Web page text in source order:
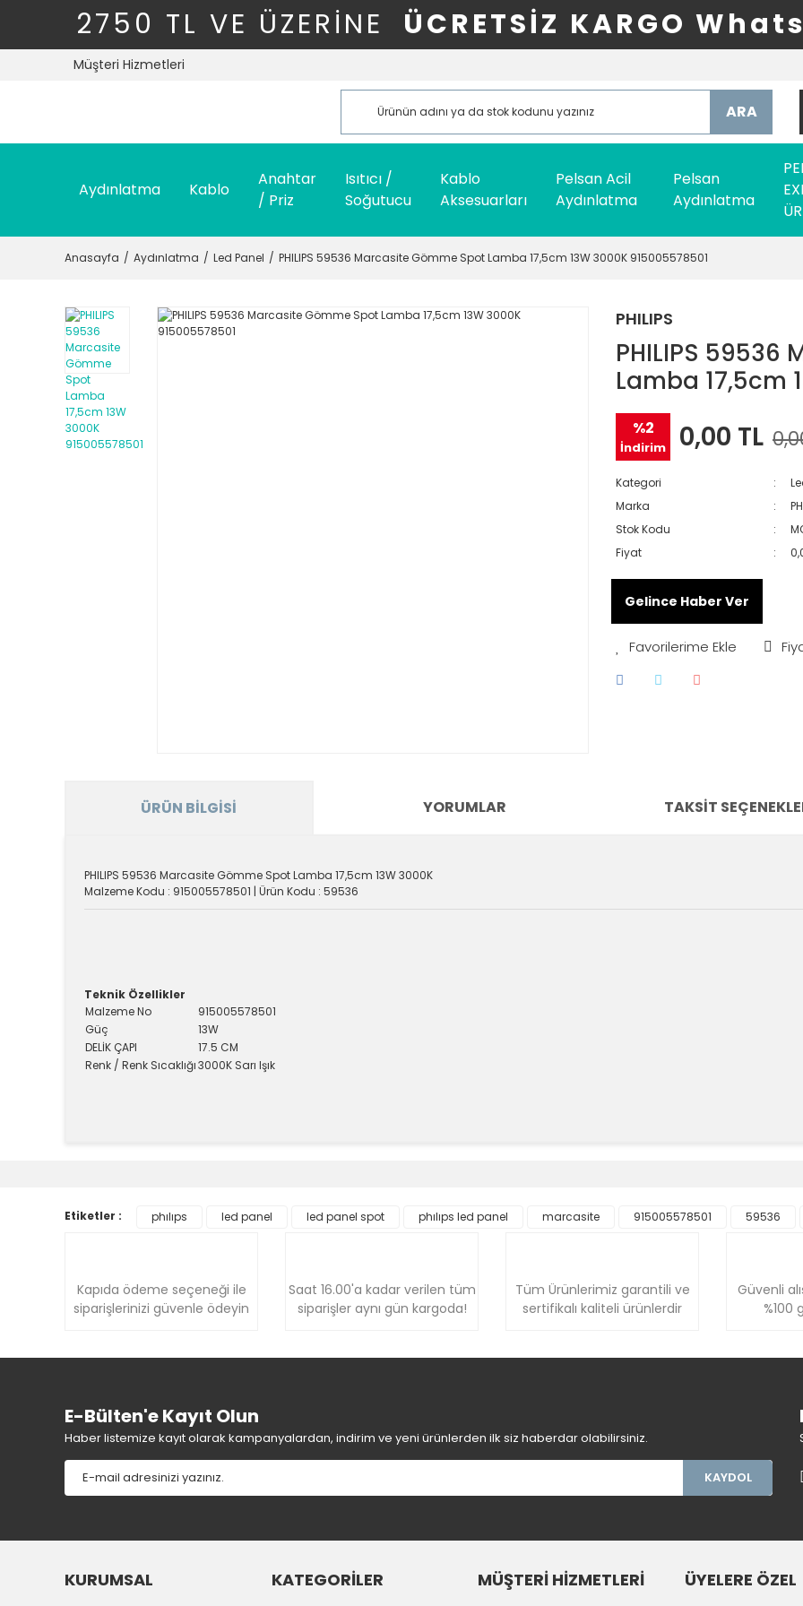
2750 TL VE ÜZERİNE ÜCRETSİZ KARGO
Müşteri Hizmetleri
ARA
Aydınlatma Kablo
Anahtar
/ Priz
Isıtıcı /
Soğutucu
Kablo
Aksesuarları
Pelsan Acil
Aydınlatma
Pelsan
Aydınlatma
Anasayfa Aydınlatma Led Panel PHILIPS 59536 Marcasite Gömme Spot Lamba 17,5cm 13W 3000K 915005578501
PHILIPS
PHILIPS
Lamba 17,5cm
%2
İndirim 0,00 TL
Kategori
Marka
Stok Kodu
Fiyat
Gelince Haber Ver
ÜRÜN BILGISI YORUMLAR TAKSIT
PHILIPS 59536 Marcasite Gömme Spot Lamba 17,5cm 13W 3000K
Malzeme Kodu : 915005578501 | Ürün Kodu : 59536
Teknik Özellikler
Malzeme No
915005578501
Güç
13W
DELİK ÇAPI
17.5 CM
Renk / Renk Sıcaklığı3000K Sarı Işık
Yorum Yaz
Ürün fiyatı diğer sitelerden daha pahalı.
Bu ürüne benzer farklı alternatifler olmalı.
Etiketler : phılıps led panel led panel spot phılıps led panel marcasite 915005578501 59536
Kapıda ödeme seçeneği ile
siparişlerinizi güvenle ödeyin
Saat 16.00'a kadar verilen tüm
siparişler aynı gün kargoda!
Tüm Ürünlerimiz garantili ve
sertifikalı kaliteli ürünlerdir
Güvenli
%100
E-Bülten'e Kayıt Olun
Haber listemize kayıt olarak kampanyalardan, indirim ve yeni ürünlerden ilk siz haberdar olabilirsiniz.
KAYDOL
KURUMSAL KATEGORİLER MÜŞTERİ HİZMETLERİ ÜYELERE ÖZEL